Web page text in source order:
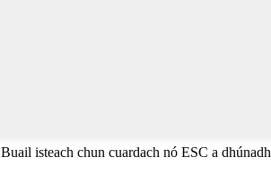
Buail isteach chun cuardach nó ESC a dhúnadh